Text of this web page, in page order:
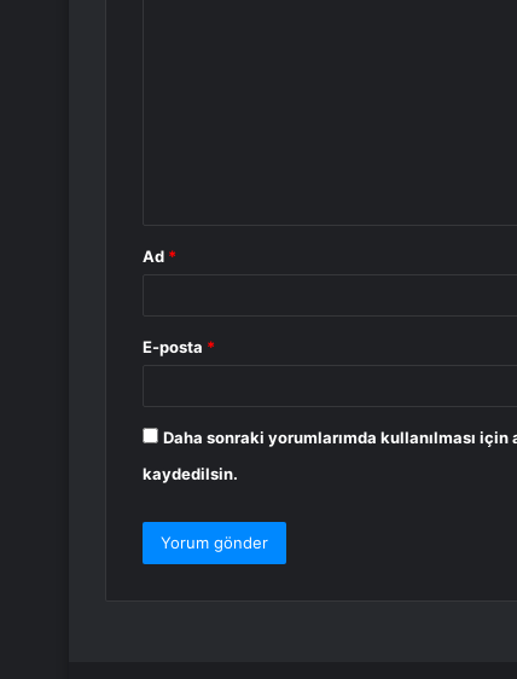
Ad *
E-posta *
Daha sonraki yorumlarımda kullanılması
kaydedilsin.